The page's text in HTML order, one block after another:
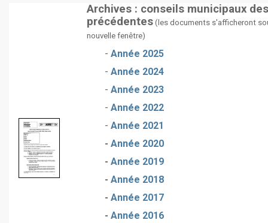
Archives : conseils municipaux
précédentes (les documents s'afficheront
nouvelle fenêtre)
- Année 2025
- Année 2024
- Année 2023
- Année 2022
- Année 2021
- Année 2020
- Année 2019
- Année 2018
- Année 2017
- Année 2016